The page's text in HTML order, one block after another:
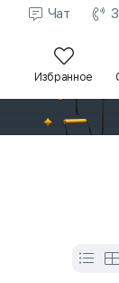
Чат
Избранное